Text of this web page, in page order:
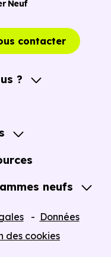
Neuf
contacter
?
neuf en VEFA
neufs
Données
des cookies